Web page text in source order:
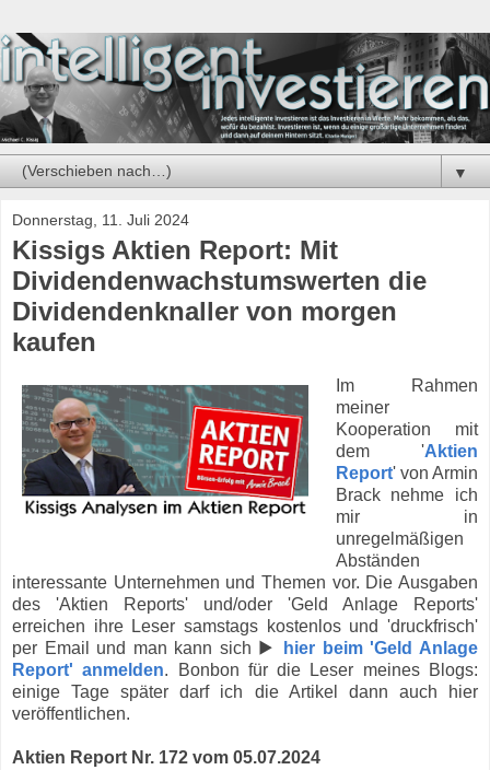
▼
Donnerstag, 11. Juli 2024
Kissigs Aktien Report: Mit
Dividendenwachstumswerten die
Dividendenknaller von morgen
kaufen
Im Rahmen
meiner
Kooperation mit
dem 'Aktien
Report' von Armin
Brack nehme ich
mir in
unregelmäßigen
Abständen
interessante Unternehmen und Themen vor. Die Ausgaben
des 'Aktien Reports' und/oder 'Geld Anlage Reports'
erreichen ihre Leser samstags kostenlos und 'druckfrisch'
per Email und man kann sich ▶
hier beim 'Geld Anlage
Report' anmelden. Bonbon für die Leser meines Blogs:
einige Tage später darf ich die Artikel dann auch hier
veröffentlichen.
Aktien Report Nr. 172 vom 05.07.2024